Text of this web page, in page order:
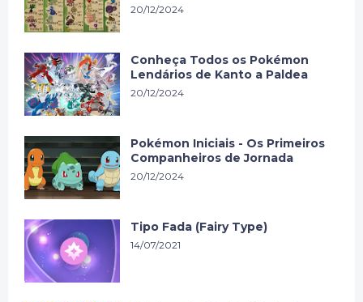
20/12/2024
Conheça Todos os Pokémon
Lendários de Kanto a Paldea
20/12/2024
Pokémon Iniciais - Os Primeiros
Companheiros de Jornada
20/12/2024
Tipo Fada (Fairy Type)
14/07/2021